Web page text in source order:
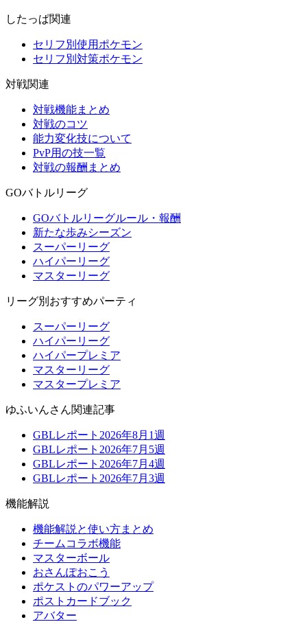
したっぱ関連
セリフ別使用ポケモン
セリフ別対策ポケモン
対戦関連
対戦機能まとめ
対戦のコツ
能力変化技について
PvP用の技一覧
対戦の報酬まとめ
GOバトルリーグ
GOバトルリーグルール・報酬
新たな歩みシーズン
スーパーリーグ
ハイパーリーグ
マスターリーグ
リーグ別おすすめパーティ
スーパーリーグ
ハイパーリーグ
ハイパープレミア
マスターリーグ
マスタープレミア
ゆふいんさん関連記事
GBLレポート2026年8月1週
GBLレポート2026年7月5週
GBLレポート2026年7月4週
GBLレポート2026年7月3週
機能解説
機能解説と使い方まとめ
チームコラボ機能
マスターボール
おさんぽおこう
ポケストのパワーアップ
ポストカードブック
アバター